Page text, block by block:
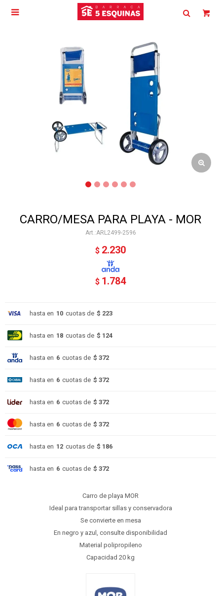

CARRO/MESA PARA PLAYA - MOR
ARL2499-2596
$ 2.230
$ 1.784
hasta en 10 cuotas de $ 223
hasta en 18 cuotas de $ 124
hasta en 6 cuotas de $ 372
hasta en 6 cuotas de $ 372
hasta en 6 cuotas de $ 372
hasta en 6 cuotas de $ 372
hasta en 12 cuotas de $ 186
hasta en 6 cuotas de $ 372
Carro de playa MOR
Ideal para transportar sillas y conservadora
Se convierte en mesa
En negro y azul, consulte disponibilidad
Material polipropileno
Capacidad 20 kg